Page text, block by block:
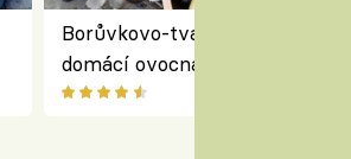
Borůvkovo-tvarohové nanuky
domácí ovocná zmrzlina na